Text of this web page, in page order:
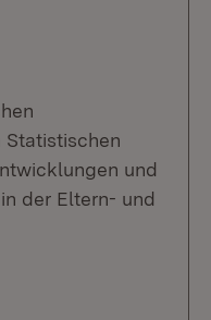
Statistischen
und
der Eltern- und